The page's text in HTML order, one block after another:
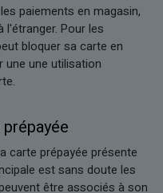
paiements en magasin,
l'étranger. Pour les
bloquer sa carte en
une une utilisation
carte prépayée présente
est sans doute les
être associés à son